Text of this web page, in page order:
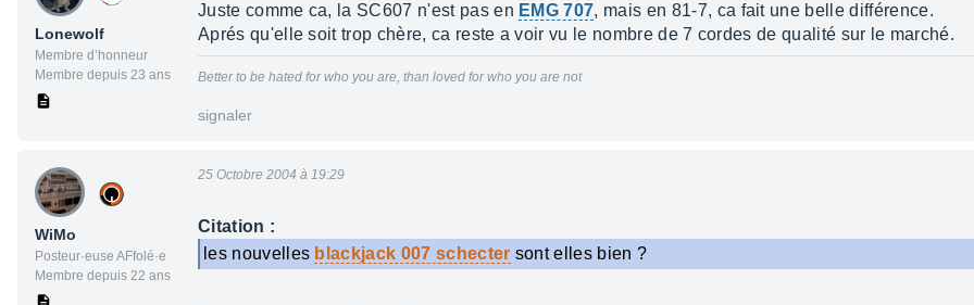
Lonewolf
Membre d’honneur
Membre depuis 23 ans
Juste comme ca, la SC607 n'est pas en EMG 707, mais en 81-7, ca fait une belle différence.
Aprés qu'elle soit trop chère, ca reste a voir vu le nombre de 7 cordes de qualité sur le marché.
Better to be hated for who you are, than loved for who you are not
signaler
WiMo
Posteur·euse AFfolé·e
Membre depuis 22 ans
25 Octobre 2004 à 19:29
Citation :
les nouvelles blackjack 007 schecter sont elles bien ?